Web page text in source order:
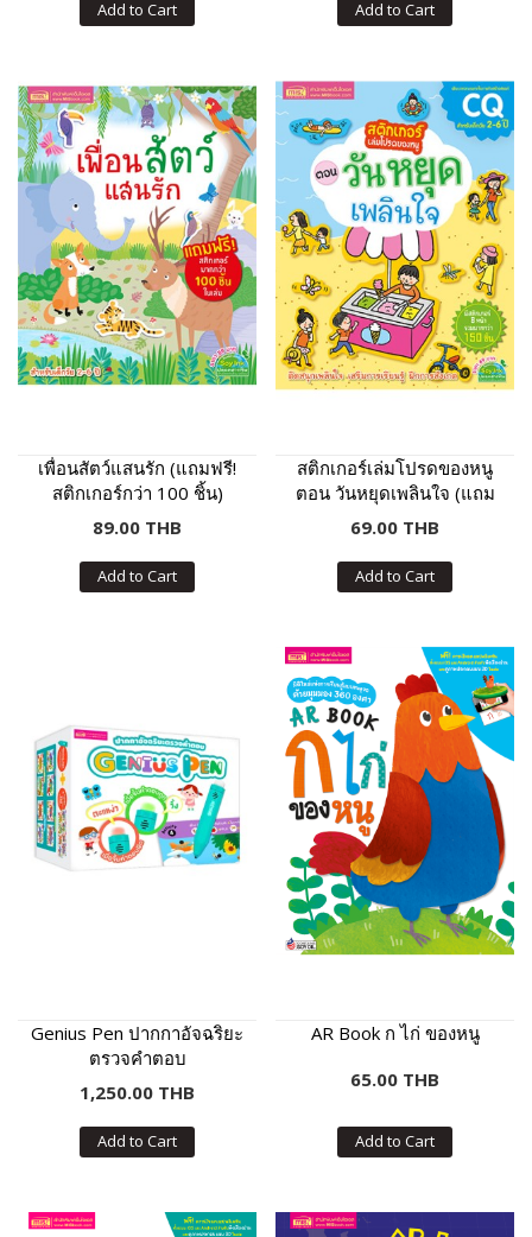
Add to Cart Add to Cart
เพื่อนสัตว์แสนรัก (แถมฟรี!
สติกเกอร์กว่า 100 ชิ้น)
89.00 THB
Add to Cart
สติกเกอร์เล่มโปรดของหนู
ตอน วันหยุดเพลินใจ (แถม
ฟรี! สติกเกอร์กว่า 150 ชิ้น)
69.00 THB
Add to Cart
Genius Pen ปากกาอัจฉริยะ
ตรวจคำตอบ
1,250.00 THB
Add to Cart
AR Book ก ไก่ ของหนู
65.00 THB
Add to Cart